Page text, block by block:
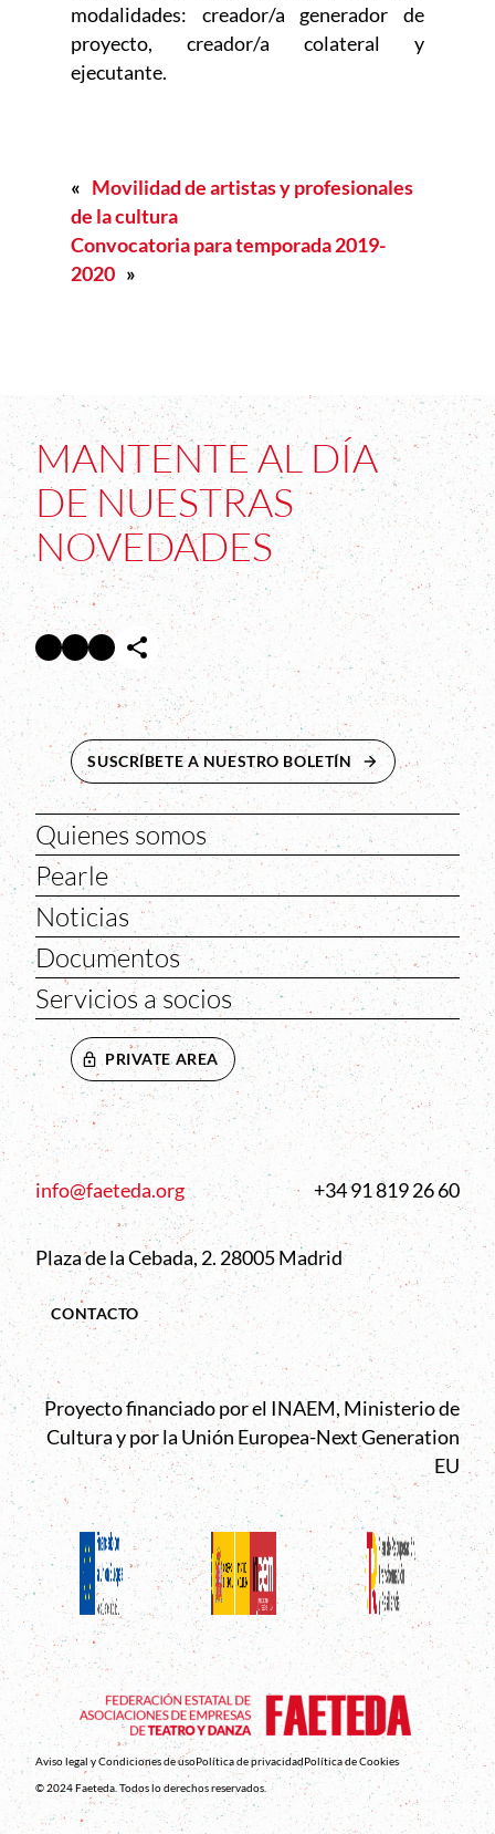
modalidades: creador/a generador de
proyecto, creador/a colateral y
ejecutante.
« Movilidad de artistas y profesionales
de la cultura
Convocatoria para temporada 2019-
2020 »
MANTENTE AL DÍA
DE NUESTRAS
NOVEDADES
Facebook Abre en nueva ventana
Twitter Abre en nueva ventana
InstagramAbre en nueva ventana
SUSCRÍBETE A NUESTRO BOLETÍN ABRE EN NUEVA
Quienes somos
Pearle
Noticias
Documentos
Servicios a socios
PRIVATE AREA
info@faeteda.org +34 91 819 26 60
Plaza de la Cebada, 2. 28005 Madrid
CONTACTO
Proyecto financiado por el INAEM, Ministerio de
Cultura y por la Unión Europea-Next Generation
EU
Aviso legal y Condiciones de usoPolítica de privacidad Política de Cookies
© 2024 Faeteda. Todos lo derechos reservados.